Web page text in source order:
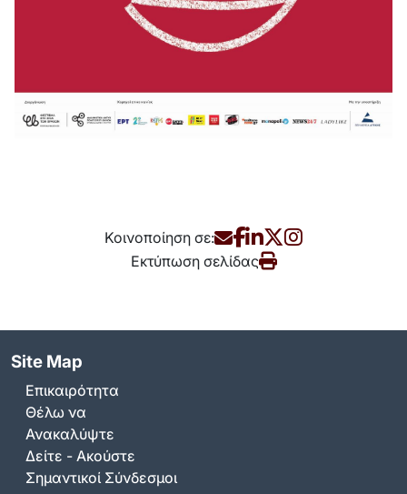
Κοινοποίηση σε:
Εκτύπωση σελίδας
Site Map
Επικαιρότητα
Θέλω να
Ανακαλύψτε
Δείτε - Ακούστε
Σημαντικοί Σύνδεσμοι